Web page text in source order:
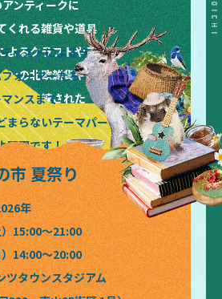
ンティークに
くれる雑貨や道具
よるクラフトやアート
ンの北欧雑貨や花々
ジも洗練された
ドリンクなど
ィストによるライブと
ォーマーたちによる
ンスまで！
まらないテーマパーク
開園です！
市 夏祭り
年
15:00〜21:00
14:00〜20:00
ツタウンスタジアム